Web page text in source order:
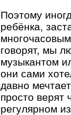
Поэтому
ребёнка,
говорят, мы
музыкантом
они сами
давно
просто верят
регулярном